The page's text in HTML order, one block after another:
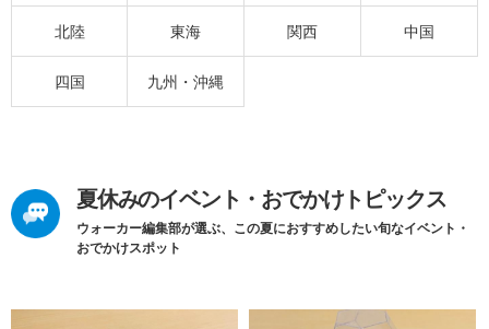
北陸 東海 関西 中国
四国 九州・沖縄
夏休みのイベント・おでかけトピックス
ウォーカー編集部が選ぶ、この夏におすすめしたい旬なイベント・
おでかけスポット